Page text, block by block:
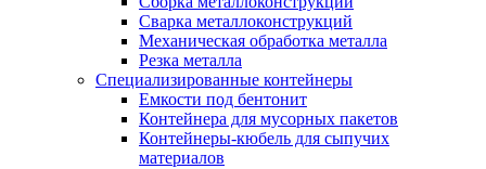
Сварка металлоконструкций
Механическая обработка металла
Резка металла
Специализированные контейнеры
Емкости под бентонит
Контейнера для мусорных пакетов
Контейнеры-кюбель для сыпучих
материалов